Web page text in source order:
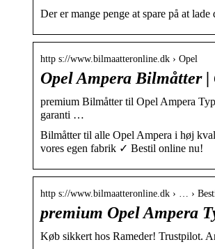
Der er mange penge at spare på at
http s://www.bilmaatteronline.dk › Opel
Opel Ampera Bilmåtter
premium Bilmåtter til Opel Ampera
garanti …
Bilmåtter til alle Opel Ampera i høj
vores egen fabrik ✓ Bestil online nu!
http s://www.bilmaatteronline.dk › … ›
premium Opel Ampera
Køb sikkert hos Rameder! Trustpilot.